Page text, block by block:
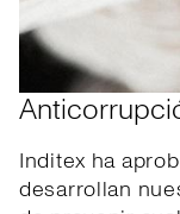
Inditex ha
desarrollan